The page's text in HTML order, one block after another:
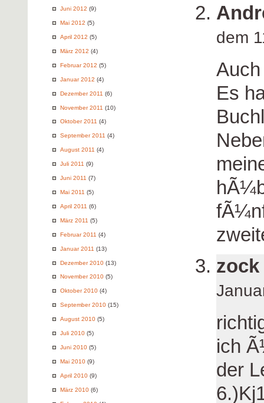
Juni 2012 (9)
Mai 2012 (5)
April 2012 (5)
März 2012 (4)
Februar 2012 (5)
Januar 2012 (4)
Dezember 2011 (6)
November 2011 (10)
Oktober 2011 (4)
September 2011 (4)
August 2011 (4)
Juli 2011 (9)
Juni 2011 (7)
Mai 2011 (5)
April 2011 (6)
März 2011 (5)
Februar 2011 (4)
Januar 2011 (13)
Dezember 2010 (13)
November 2010 (5)
Oktober 2010 (4)
September 2010 (15)
August 2010 (5)
Juli 2010 (5)
Juni 2010 (5)
Mai 2010 (9)
April 2010 (9)
März 2010 (6)
dem
Es
zock
ich
der